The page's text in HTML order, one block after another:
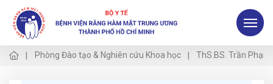
Phòng Đào tạo & Nghiên cứu Khoa học ThS.BS. Trần